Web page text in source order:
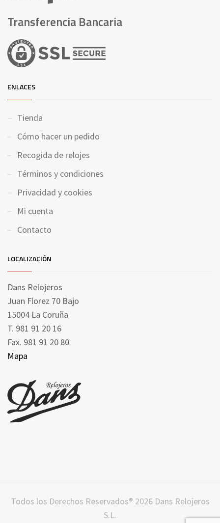
Transferencia Bancaria
ENLACES
Tienda
Cómo hacer un pedido
Recogida de relojes
Términos y condiciones
Privacidad y cookies
Mi cuenta
Contacto
LOCALIZACIÓN
Dans Relojeros
Juan Florez 70 Bajo
15004 La Coruña
T. 981 91 20 16
Fax. 981 91 20 80
Mapa
Todos los Derechos Reservados® 2026 Dans Relojeros
S.L.